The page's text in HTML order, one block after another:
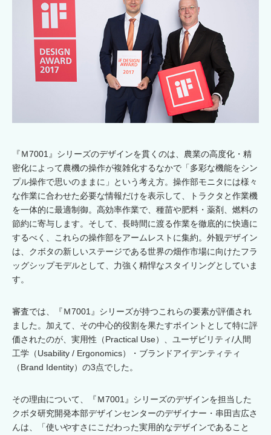
『Ｍ7001』シリーズのデザインを貫くのは、農業の高度化・精
密化によって農機の操作が複雑化するなかで「多彩な機能をシン
プル操作で思いのままに」という考え方。操作部モニタには様々
な作業に合わせた必要な情報だけを表示して、トラクタと作業機
を一体的に最適制御。高効率作業で、種苗や肥料・薬剤、燃料の
節約に寄与します。そして、長時間に渡る作業を徹底的に快適に
するべく、これらの操作部をアームレストに集約。外観デザイン
は、クボタの新しいステージである世界の畑作市場に向けたフラ
ッグシップモデルとして、力強く精悍なスタイリングとしていま
す。
審査では、『Ｍ7001』シリーズが持つこれらの要素が評価され
ました。加えて、その中心的役割を果たすポイントとして特に評
価されたのが、実用性（Practical Use）、ユーザビリティ/人間
工学（Usability / Ergonomics）・ブランドアイデンティティ
（Brand Identity）の3点でした。
その理由について、『Ｍ7001』シリーズのデザインを担当した
クボタ研究開発本部デザインセンターのデザイナー・串田吉広さ
んは、「使いやすさにこだわった実用的なデザインであること